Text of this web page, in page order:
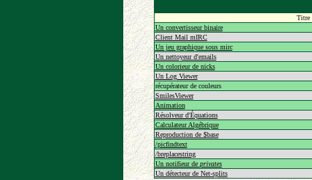
Titre
Un convertisseur binaire
Client Mail mIRC
Un jeu graphique sous mirc
Un nettoyeur d'emails
Un colorieur de nicks
Un Log Viewer
récupérateur de couleurs
SmilesViewer
Animation
Résolveur d'Équations
Calculateur Algébrique
Reproduction de $base
/picfindtext
/breplacestring
Un notifieur de privates
Un détecteur de Net-splits